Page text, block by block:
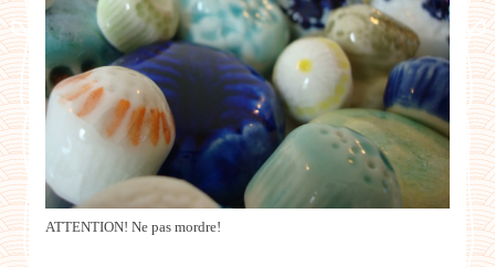
ATTENTION! Ne pas mordre!